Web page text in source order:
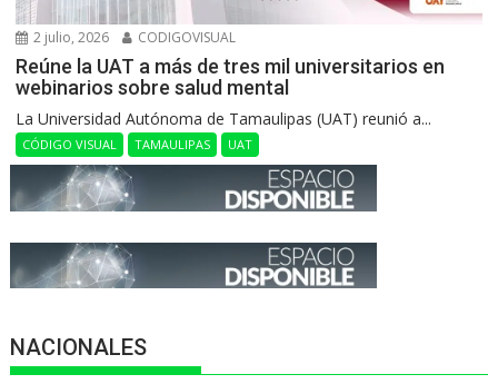
2 julio, 2026 CODIGOVISUAL
Reúne la UAT a más de tres mil universitarios en
webinarios sobre salud mental
La Universidad Autónoma de Tamaulipas (UAT) reunió a...
CÓDIGO VISUAL TAMAULIPAS UAT
NACIONALES